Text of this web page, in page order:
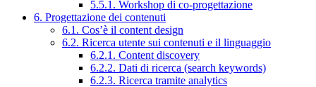
5.5.1. Workshop di co-progettazione
6. Progettazione dei contenuti
6.1. Cos’è il content design
6.2. Ricerca utente sui contenuti e il linguaggio
6.2.1. Content discovery
6.2.2. Dati di ricerca (search keywords)
6.2.3. Ricerca tramite analytics